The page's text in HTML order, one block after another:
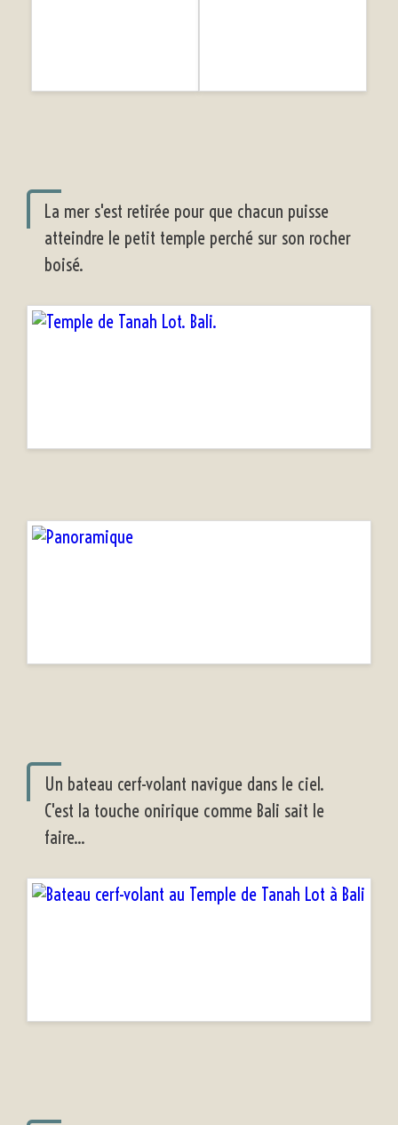
La mer s'est retirée pour que chacun puisse
atteindre le petit temple perché sur son rocher
boisé.
Un bateau cerf-volant navigue dans le ciel.
C'est la touche onirique comme Bali sait le
faire...